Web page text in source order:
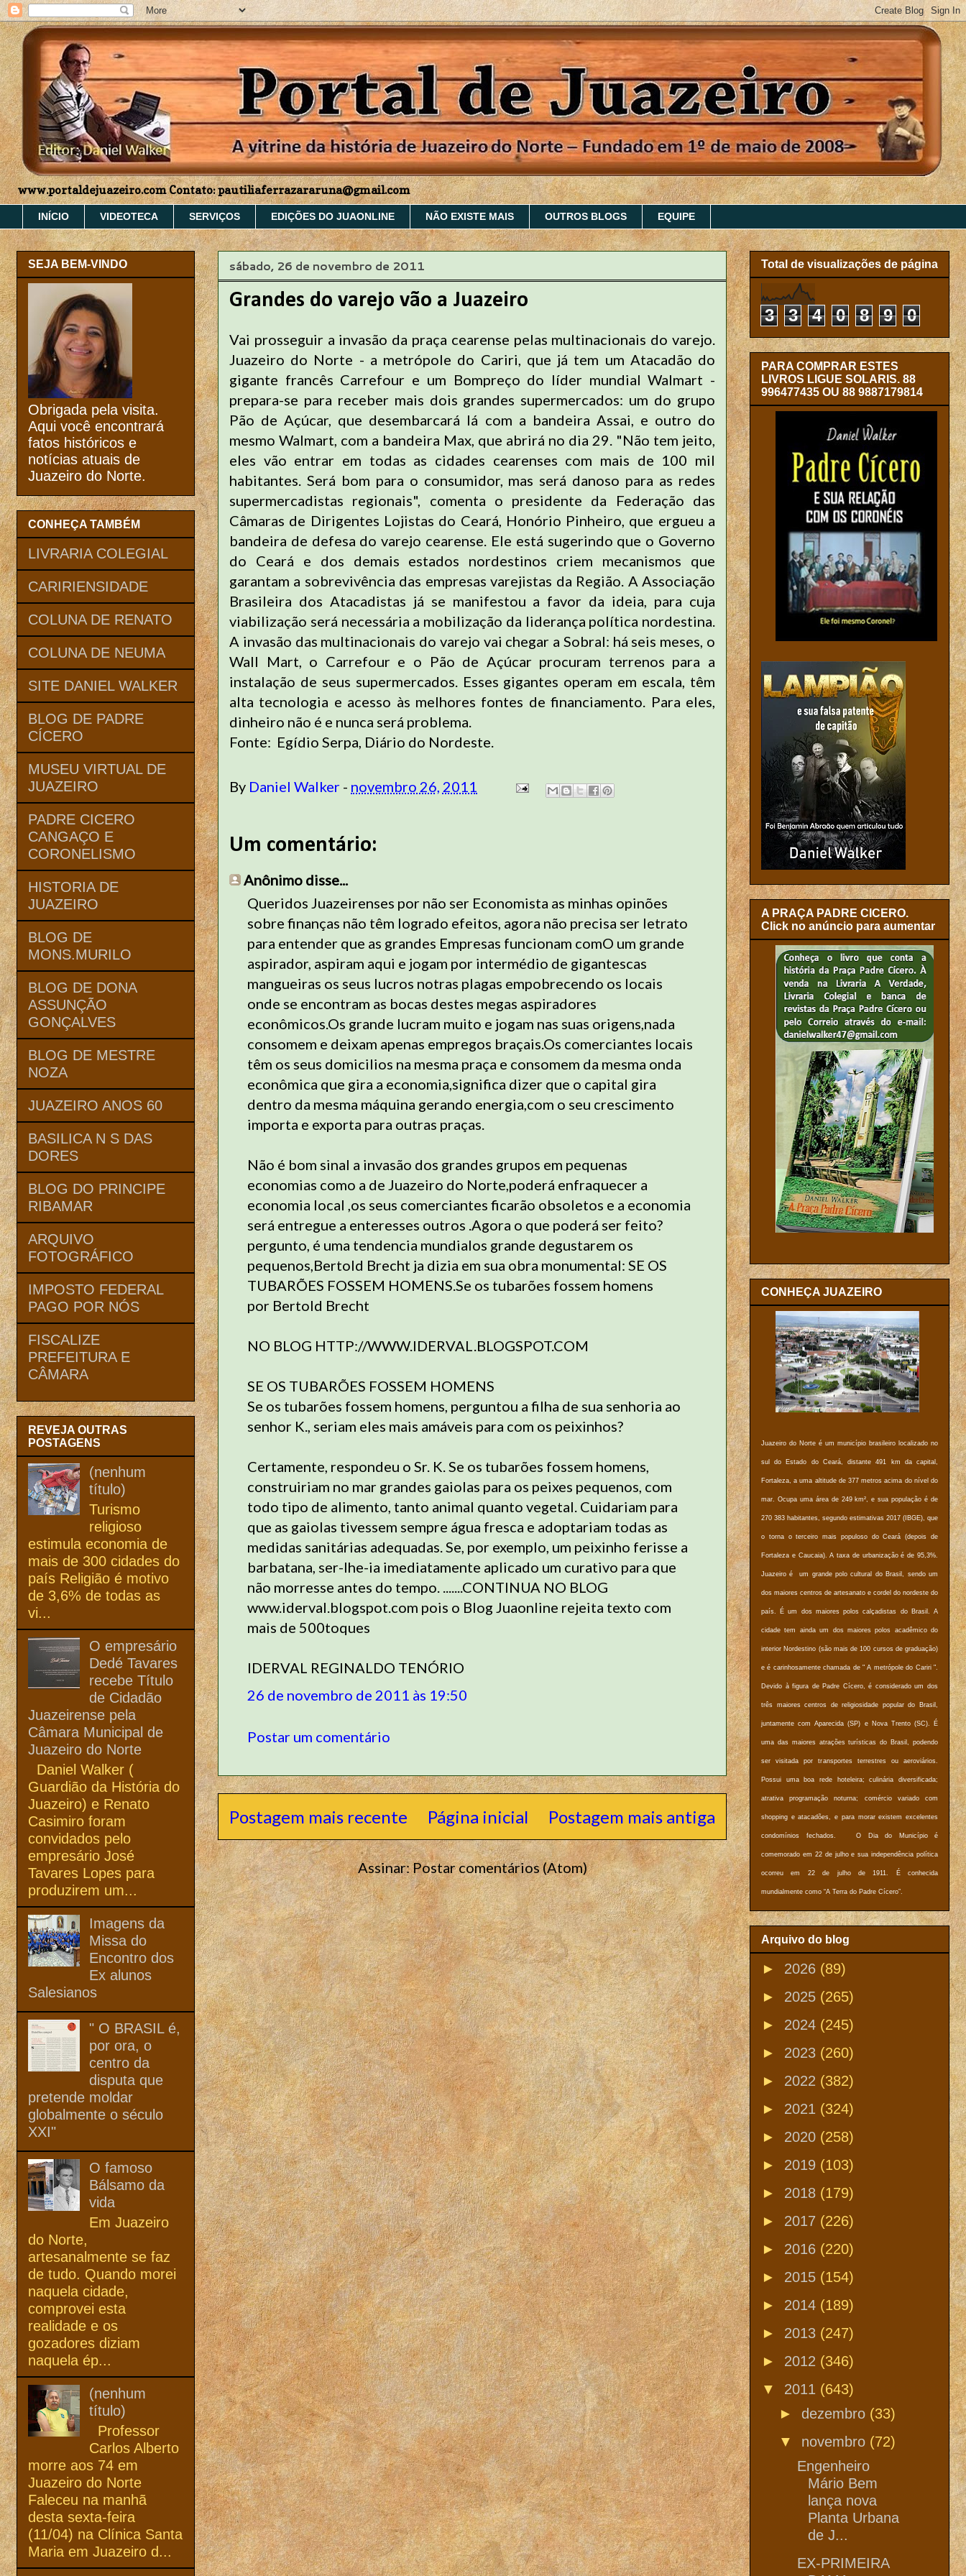
www.portaldejuazeiro.com Contato: pautiliaferrazararuna@gmail.com
INÍCIO VIDEOTECA SERVIÇOS EDIÇÕES DO JUAONLINE NÃO EXISTE MAIS OUTROS BLOGS EQUIPE
sábado, 26 de novembro de 2011
Grandes do varejo vão a Juazeiro
Vai prosseguir a invasão da praça cearense pelas multinacionais do varejo.
Juazeiro do Norte - a metrópole do Cariri, que já tem um Atacadão do
gigante francês Carrefour e um Bompreço do líder mundial Walmart -
prepara-se para receber mais dois grandes supermercados: um do grupo
Pão de Açúcar, que desembarcará lá com a bandeira Assai, e outro do
mesmo Walmart, com a bandeira Max, que abrirá no dia 29. "Não tem jeito,
eles vão entrar em todas as cidades cearenses com mais de 100 mil
habitantes. Será bom para o consumidor, mas será danoso para as redes
supermercadistas regionais", comenta o presidente da Federação das
Câmaras de Dirigentes Lojistas do Ceará, Honório Pinheiro, que ergueu a
bandeira de defesa do varejo cearense. Ele está sugerindo que o Governo
do Ceará e dos demais estados nordestinos criem mecanismos que
garantam a sobrevivência das empresas varejistas da Região. A Associação
Brasileira dos Atacadistas já se manifestou a favor da ideia, para cuja
viabilização será necessária a mobilização da liderança política nordestina.
A invasão das multinacionais do varejo vai chegar a Sobral: há seis meses, o
Wall Mart, o Carrefour e o Pão de Açúcar procuram terrenos para a
instalação de seus supermercados. Esses gigantes operam em escala, têm
alta tecnologia e acesso às melhores fontes de financiamento. Para eles,
dinheiro não é e nunca será problema.
Fonte: Egídio Serpa, Diário do Nordeste.
By Daniel Walker - novembro 26, 2011
Um comentário:
Anônimo disse...
Queridos Juazeirenses por não ser Economista as minhas opinões
sobre finanças não têm logrado efeitos, agora não precisa ser letrato
para entender que as grandes Empresas funcionam comO um grande
aspirador, aspiram aqui e jogam por intermédio de gigantescas
mangueiras os seus lucros notras plagas empobrecendo os locais
onde se encontram as bocas destes megas aspiradores
econômicos.Os grande lucram muito e jogam nas suas origens,nada
consomem e deixam apenas empregos braçais.Os comerciantes locais
têm os seus domicilios na mesma praça e consomem da mesma onda
econômica que gira a economia,significa dizer que o capital gira
dentro da mesma máquina gerando energia,com o seu crescimento
importa e exporta para outras praças.
Não é bom sinal a invasão dos grandes grupos em pequenas
economias como a de Juazeiro do Norte,poderá enfraquecer a
economia local ,os seus comerciantes ficarão obsoletos e a economia
será entregue a enteresses outros .Agora o que poderá ser feito?
pergunto, é uma tendencia mundialos grande degustarem os
pequenos,Bertold Brecht ja dizia em sua obra monumental: SE OS
TUBARÕES FOSSEM HOMENS.Se os tubarões fossem homens
por Bertold Brecht
NO BLOG HTTP://WWW.IDERVAL.BLOGSPOT.COM
SE OS TUBARÕES FOSSEM HOMENS
Se os tubarões fossem homens, perguntou a filha de sua senhoria ao
senhor K., seriam eles mais amáveis para com os peixinhos?
Certamente, respondeu o Sr. K. Se os tubarões fossem homens,
construiriam no mar grandes gaiolas para os peixes pequenos, com
todo tipo de alimento, tanto animal quanto vegetal. Cuidariam para
que as gaiolas tivessem sempre água fresca e adoptariam todas as
medidas sanitárias adequadas. Se, por exemplo, um peixinho ferisse a
barbatana, ser-lhe-ia imediatamente aplicado um curativo para que
não morresse antes do tempo. .......CONTINUA NO BLOG
www.iderval.blogspot.com pois o Blog Juaonline rejeita texto com
mais de 500toques
IDERVAL REGINALDO TENÓRIO
26 de novembro de 2011 às 19:50
Postar um comentário
Postagem mais recente Postagem mais antiga
Página inicial
Assinar:Postar comentários (Atom)
SEJA BEM-VINDO
Obrigada pela visita.
Aqui você encontrará
fatos históricos e
notícias atuais de
Juazeiro do Norte.
CONHEÇA TAMBÉM
LIVRARIA COLEGIAL
CARIRIENSIDADE
COLUNA DE RENATO
COLUNA DE NEUMA
SITE DANIEL WALKER
BLOG DE PADRE
CÍCERO
MUSEU VIRTUAL DE
JUAZEIRO
PADRE CICERO
CANGAÇO E
CORONELISMO
HISTORIA DE
JUAZEIRO
BLOG DE
MONS.MURILO
BLOG DE DONA
ASSUNÇÃO
GONÇALVES
BLOG DE MESTRE
NOZA
JUAZEIRO ANOS 60
BASILICA N S DAS
DORES
BLOG DO PRINCIPE
RIBAMAR
ARQUIVO
FOTOGRÁFICO
IMPOSTO FEDERAL
PAGO POR NÓS
FISCALIZE
PREFEITURA E
CÂMARA
REVEJA OUTRAS
POSTAGENS
(nenhum
título)
Turismo
religioso
estimula economia de
mais de 300 cidades do
país Religião é motivo
de 3,6% de todas as
vi...
O empresário
Dedé Tavares
recebe Título
de Cidadão
Juazeirense pela
Câmara Municipal de
Juazeiro do Norte
Daniel Walker (
Guardião da História do
Juazeiro) e Renato
Casimiro foram
convidados pelo
empresário José
Tavares Lopes para
produzirem um...
Imagens da
Missa do
Encontro dos
Ex alunos
Salesianos
" O BRASIL é,
por ora, o
centro da
disputa que
pretende moldar
globalmente o século
XXI"
O famoso
Bálsamo da
vida
Em Juazeiro
do Norte,
artesanalmente se faz
de tudo. Quando morei
naquela cidade,
comprovei esta
realidade e os
gozadores diziam
naquela ép...
(nenhum
título)
Professor
Carlos Alberto
morre aos 74 em
Juazeiro do Norte
Faleceu na manhã
desta sexta-feira
(11/04) na Clínica Santa
Maria em Juazeiro d...
Total de visualizações de página
3 3 4 0 8 9 0
PARA COMPRAR ESTES
LIVROS LIGUE SOLARIS. 88
996477435 OU 88 9887179814
A PRAÇA PADRE CICERO.
Click no anúncio para aumentar
CONHEÇA JUAZEIRO
Juazeiro do Norte é um município brasileiro localizado no
sul do Estado do Ceará, distante 491 km da capital,
Fortaleza, a uma altitude de 377 metros acima do nível do
mar. Ocupa uma área de 249 km², e sua população é de
270 383 habitantes, segundo estimativas 2017 (IBGE), que
o torna o terceiro mais populoso do Ceará (depois de
Fortaleza e Caucaia). A taxa de urbanização é de 95,3%.
Juazeiro é um grande polo cultural do Brasil, sendo um
dos maiores centros de artesanato e cordel do nordeste do
país. É um dos maiores polos calçadistas do Brasil. A
cidade tem ainda um dos maiores polos acadêmico do
interior Nordestino (são mais de 100 cursos de graduação)
e é carinhosamente chamada de " A metrópole do Cariri ".
Devido à figura de Padre Cícero, é considerado um dos
três maiores centros de religiosidade popular do Brasil,
juntamente com Aparecida (SP) e Nova Trento (SC). É
uma das maiores atrações turísticas do Brasil, podendo
ser visitada por transportes terrestres ou aeroviários.
Possui uma boa rede hoteleira; culinária diversificada;
atrativa programação noturna; comércio variado com
shopping e atacadões, e para morar existem excelentes
condomínios fechados. O Dia do Município é
comemorado em 22 de julho e sua independência política
ocorreu em 22 de julho de 1911. É conhecida
mundialmente como “A Terra do Padre Cícero”.
Arquivo do blog
► 2026 (89)
► 2025 (265)
► 2024 (245)
► 2023 (260)
► 2022 (382)
► 2021 (324)
► 2020 (258)
► 2019 (103)
► 2018 (179)
► 2017 (226)
► 2016 (220)
► 2015 (154)
► 2014 (189)
► 2013 (247)
► 2012 (346)
▼ 2011 (643)
► dezembro (33)
▼ novembro (72)
Engenheiro
Mário Bem
lança nova
Planta Urbana
de J...
EX-PRIMEIRA